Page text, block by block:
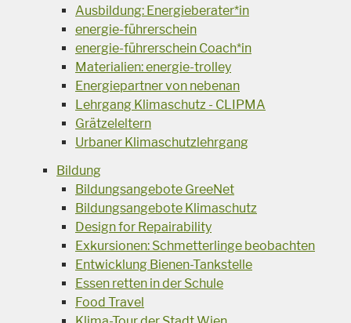
Ausbildung: Energieberater*in
energie-führerschein
energie-führerschein Coach*in
Materialien: energie-trolley
Energiepartner von nebenan
Lehrgang Klimaschutz - CLIPMA
Grätzeleltern
Urbaner Klimaschutzlehrgang
Bildung
Bildungsangebote GreeNet
Bildungsangebote Klimaschutz
Design for Repairability
Exkursionen: Schmetterlinge beobachten
Entwicklung Bienen-Tankstelle
Essen retten in der Schule
Food Travel